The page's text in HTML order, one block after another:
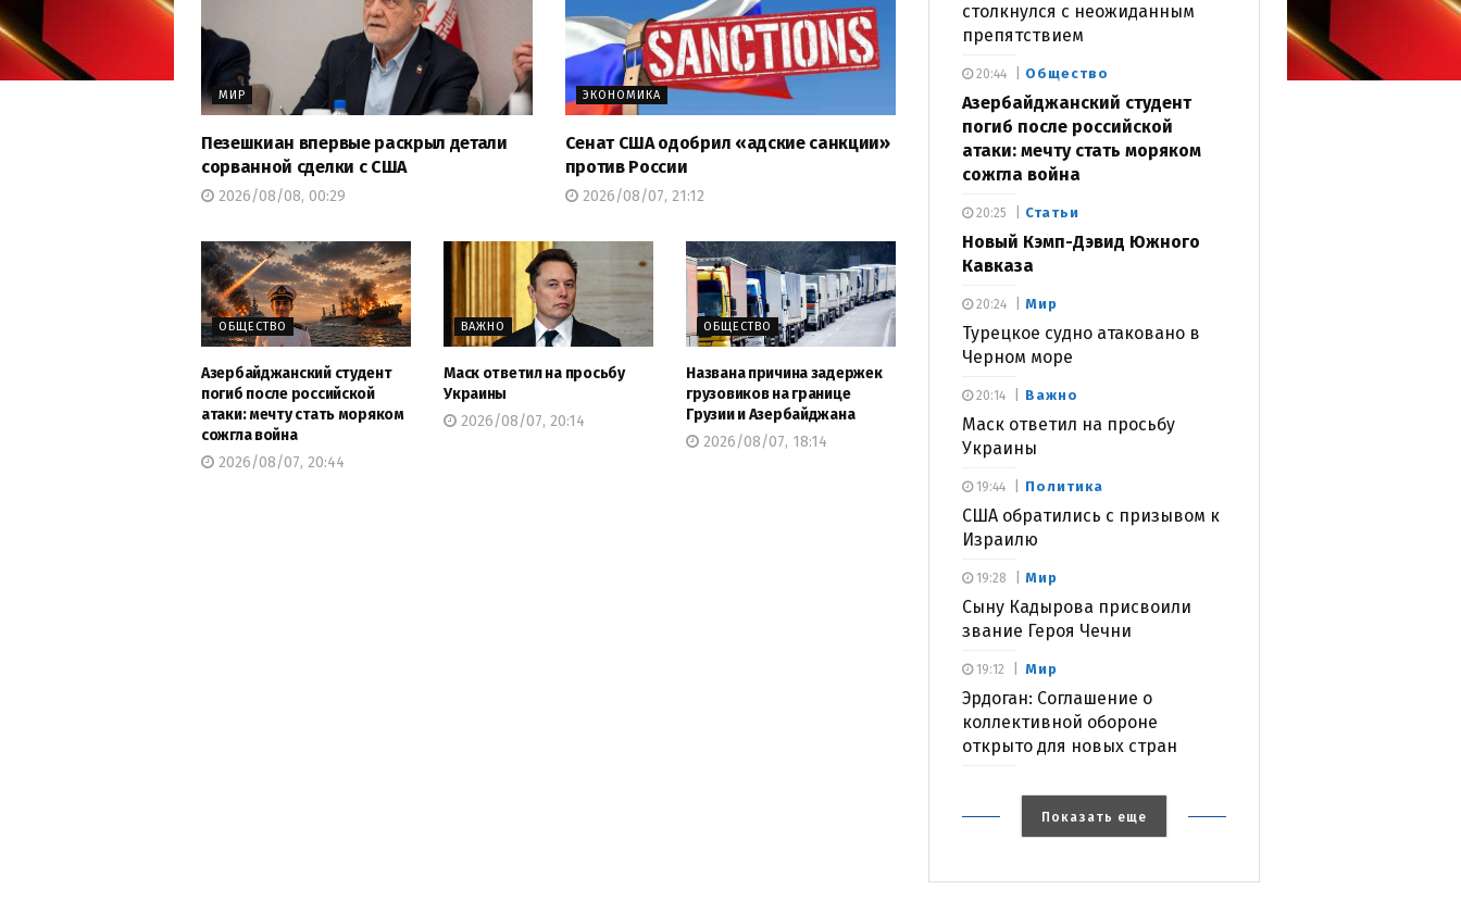
МИР
Пезешкиан впервые раскрыл детали
сорванной сделки с США
2026/08/08, 00:29
ЭКОНОМИКА
Сенат США одобрил «адские санкции»
против России
2026/08/07, 21:12
ОБЩЕСТВО
Азербайджанский студент
погиб после российской
атаки: мечту стать моряком
сожгла война
2026/08/07, 20:44
ВАЖНО
Маск ответил на просьбу
Украины
2026/08/07, 20:14
ОБЩЕСТВО
Названа причина задержек
грузовиков на границе
Грузии и Азербайджана
2026/08/07, 18:14
столкнулся с неожиданным
препятствием
Общество
Азербайджанский студент
погиб после российской
атаки: мечту стать моряком
сожгла война
20:44
Статьи
Новый Кэмп-Дэвид Южного
Кавказа
20:25
Мир
Турецкое судно атаковано в
Черном море
20:24
Важно
Маск ответил на просьбу
Украины
20:14
Политика
США обратились с призывом к
Израилю
19:44
Мир
Сыну Кадырова присвоили
звание Героя Чечни
19:28
Мир
Эрдоган: Соглашение о
коллективной обороне
открыто для новых стран
19:12
Показать еще